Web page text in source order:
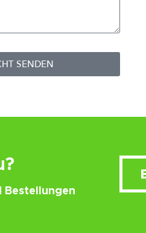
SENDEN
Bestellungen